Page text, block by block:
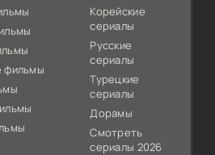
фильмы
Корейские
сериалы
Русские
сериалы
Турецкие
сериалы
Дорамы
Смотреть
сериалы 2026